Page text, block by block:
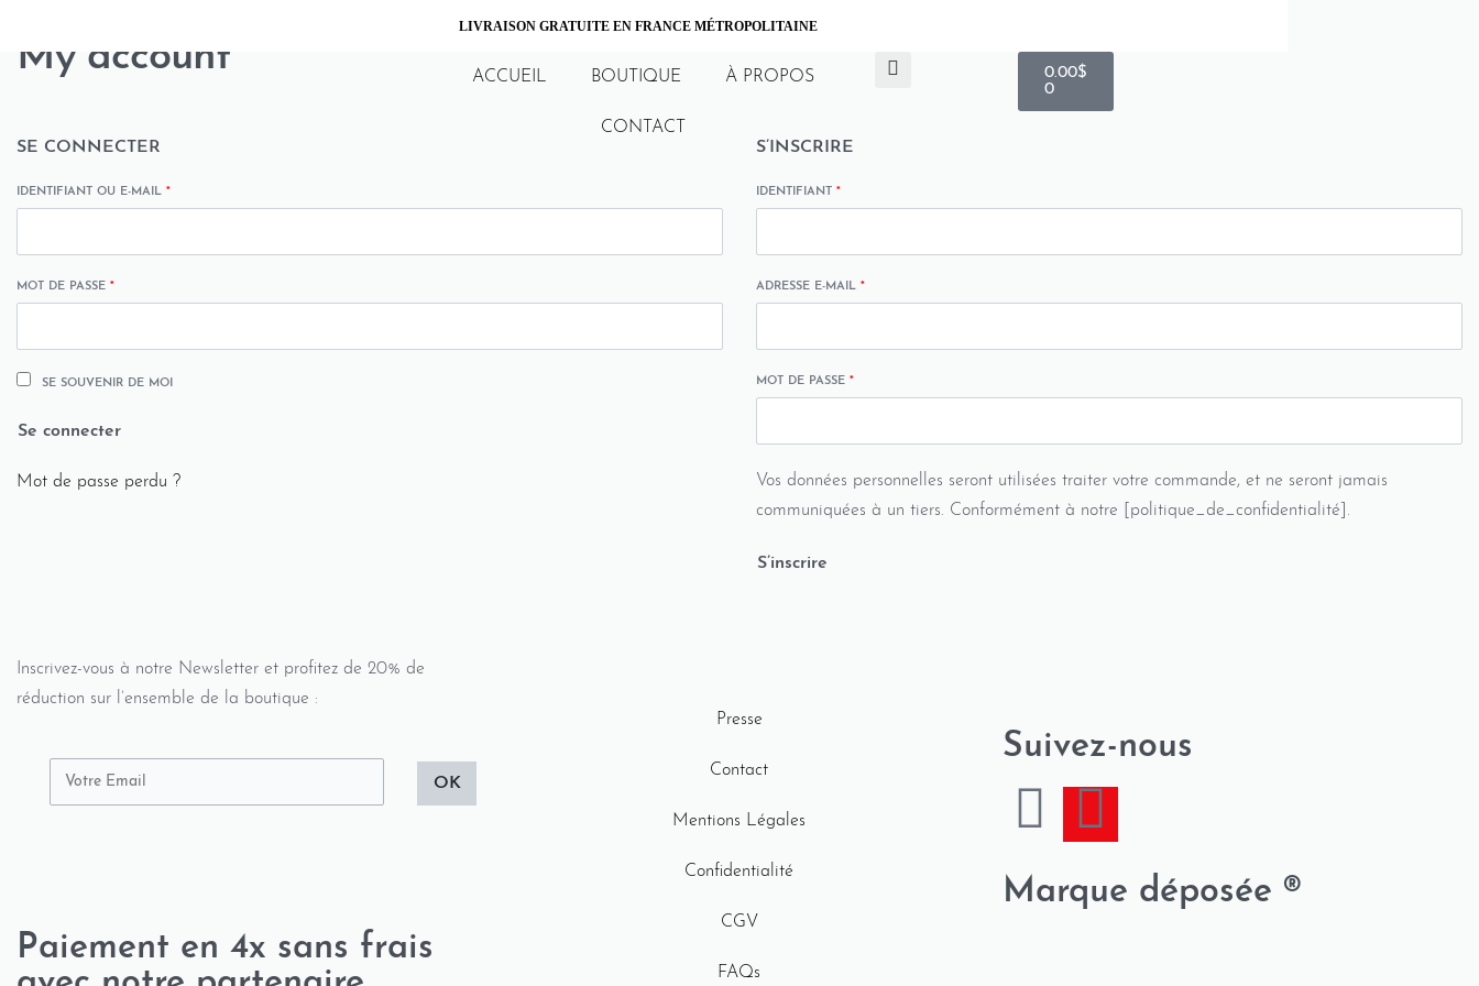
LIVRAISON GRATUITE EN FRANCE MÉTROPOLITAINE
ACCUEIL BOUTIQUE À PROPOS
CONTACT
0.00$
0
My account
SE CONNECTER
IDENTIFIANT OU E-MAIL *
MOT DE PASSE *
SE SOUVENIR DE MOI
Se connecter
Mot de passe perdu ?
S’INSCRIRE
IDENTIFIANT *
ADRESSE E-MAIL *
MOT DE PASSE *
Vos données personnelles seront utilisées traiter votre commande, et ne seront jamais
communiquées à un tiers. Conformément à notre [politique_de_confidentialité].
S’inscrire
Inscrivez-vous à notre Newsletter et profitez de 20% de
réduction sur l’ensemble de la boutique :
OK
Paiement en 4x sans frais
Presse
Contact
Mentions Légales
Confidentialité
CGV
FAQs
Suivez-nous
Marque déposée ®